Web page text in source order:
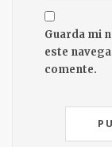
Guarda mi
este
comente.